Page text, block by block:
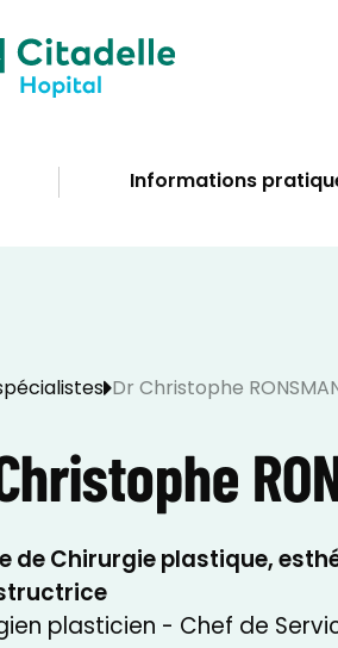
Informations
Dr Christophe
de Chirurgie plastique,
plasticien - Chef de